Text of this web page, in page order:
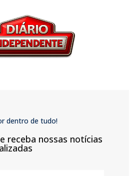
dentro de tudo!
receba nossas notícias